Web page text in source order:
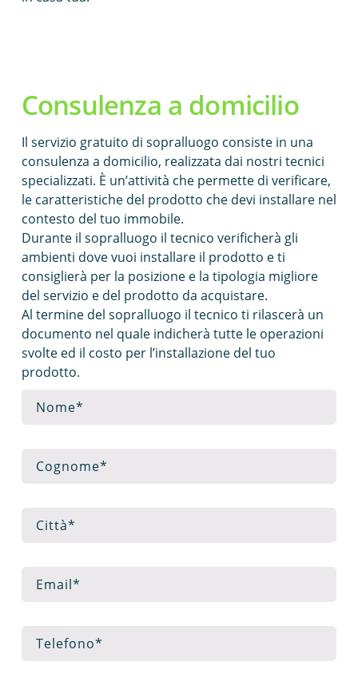
Consulenza a domicilio
Il servizio gratuito di sopralluogo consiste in una
consulenza a domicilio, realizzata dai nostri tecnici
specializzati. È un’attività che permette di verificare,
le caratteristiche del prodotto che devi installare nel
contesto del tuo immobile.
Durante il sopralluogo il tecnico verificherà gli
ambienti dove vuoi installare il prodotto e ti
consiglierà per la posizione e la tipologia migliore
del servizio e del prodotto da acquistare.
Al termine del sopralluogo il tecnico ti rilascerà un
documento nel quale indicherà tutte le operazioni
svolte ed il costo per l’installazione del tuo
prodotto.